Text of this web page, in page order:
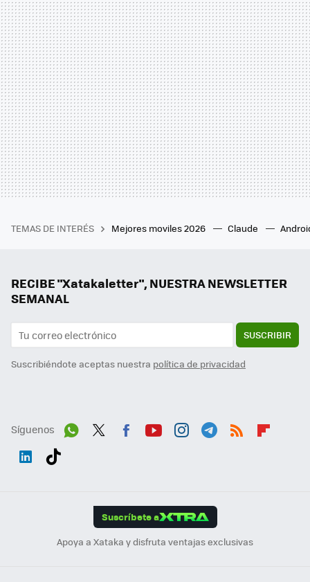
TEMAS DE INTERÉS Mejores moviles 2026 Claude
RECIBE "Xatakaletter", NUESTRA NEWSLETTER
SEMANAL
SUSCRIBIR
Suscribiéndote aceptas nuestra política de privacidad
Síguenos
Suscríbete a
Apoya a Xataka y disfruta ventajas exclusivas